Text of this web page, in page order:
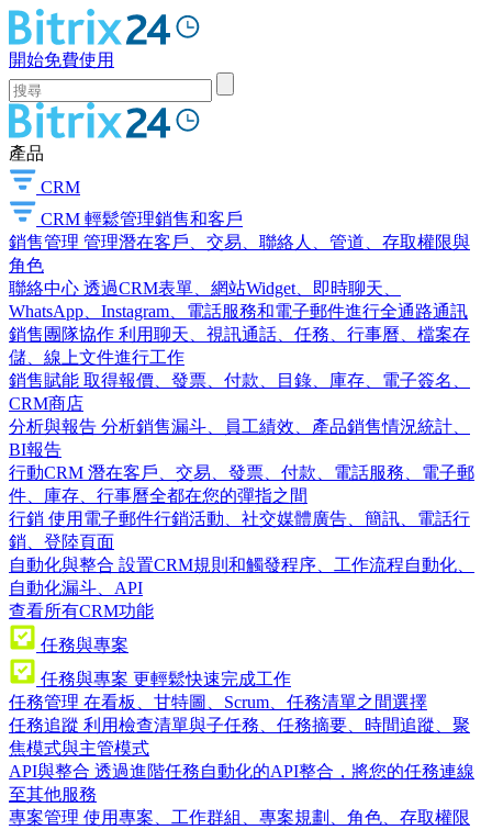
開始免費使用
產品
CRM
CRM 輕鬆管理銷售和客戶
銷售管理 管理潛在客戶、交易、聯絡人、管道、存取權限與
角色
聯絡中心 透過CRM表單、網站Widget、即時聊天、
WhatsApp、Instagram、電話服務和電子郵件進行全通路通訊
銷售團隊協作 利用聊天、視訊通話、任務、行事曆、檔案存
儲、線上文件進行工作
銷售賦能 取得報價、發票、付款、目錄、庫存、電子簽名、
CRM商店
分析與報告 分析銷售漏斗、員工績效、產品銷售情況統計、
BI報告
行動CRM 潛在客戶、交易、發票、付款、電話服務、電子郵
件、庫存、行事曆全都在您的彈指之間
行銷 使用電子郵件行銷活動、社交媒體廣告、簡訊、電話行
銷、登陸頁面
自動化與整合 設置CRM規則和觸發程序、工作流程自動化、
自動化漏斗、API
查看所有CRM功能
任務與專案
任務與專案 更輕鬆快速完成工作
任務管理 在看板、甘特圖、Scrum、任務清單之間選擇
任務追蹤 利用檢查清單與子任務、任務摘要、時間追蹤、聚
焦模式與主管模式
API與整合 透過進階任務自動化的API整合，將您的任務連線
至其他服務
專案管理 使用專案、工作群組、專案規劃、角色、存取權限